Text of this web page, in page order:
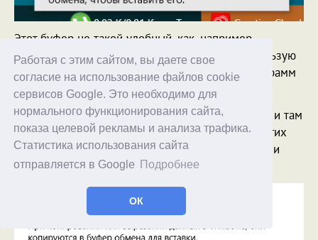
Работая с этим сайтом, вы даете свое
согласие на использование файлов cookie
сервисов Google. Это необходимо для
нормального функционирования сайта,
показа целевой рекламы и анализа трафика.
Статистика использования сайта
отправляется в Google
Подробнее
ОК
Этот буфер не такой удобный, как, например,
программа ClipDiary, которую я много лет использую
для данных целей, однако если сторонних программ
нет, то этот буфер будет очень даже полезен.
Кроме того, из него можно перейти в настройки и там
задать синхронизацию буфера для каких-то других
устройств - например, смартфонов на Android или
iOS.